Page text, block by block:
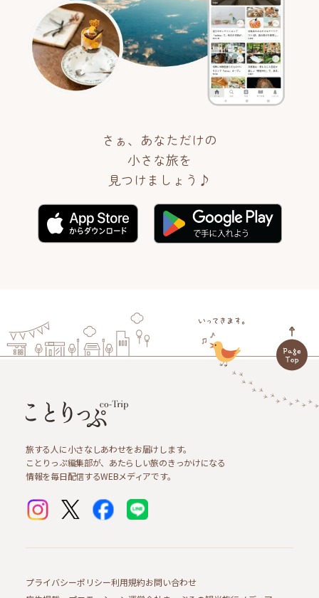
さぁ、あなただけの
小さな旅を
見つけましょう♪
旅する人に小さなしあわせをお届けします。
ことりっぷ編集部が、あたらしい旅のきっかけになる
情報を毎日配信するWEBメディアです。
プライバシーポリシー利用規約お問い合わせ